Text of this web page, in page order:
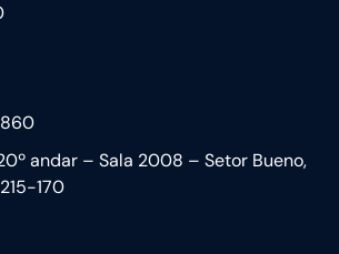
andar – Sala 2008 – Setor Bueno,
170